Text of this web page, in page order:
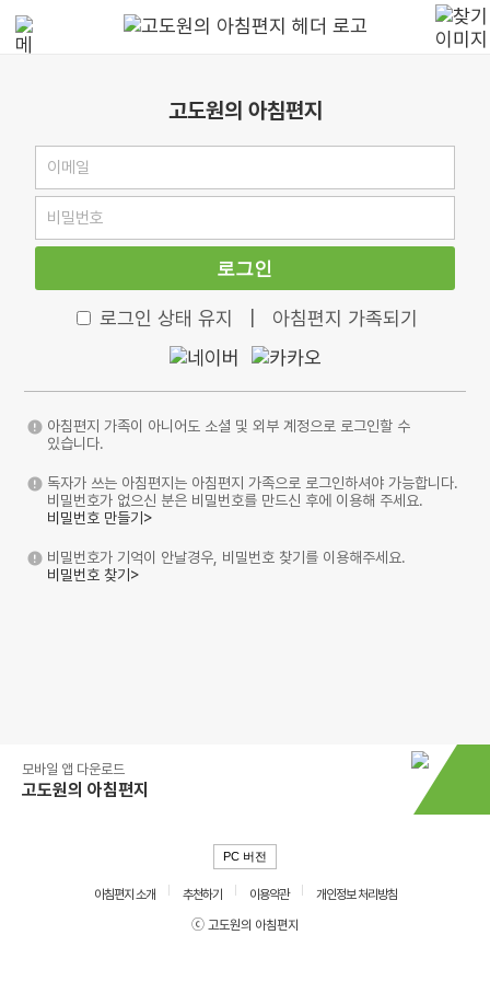
고도원의 아침편지
로그인
로그인 상태 유지 아침편지 가족되기
아침편지 가족이 아니어도 소셜 및 외부 계정으로 로그인할 수
있습니다.
독자가 쓰는 아침편지는 아침편지 가족으로 로그인하셔야 가능합니다.
비밀번호가 없으신 분은 비밀번호를 만드신 후에 이용해 주세요.
비밀번호 만들기>
비밀번호가 기억이 안날경우, 비밀번호 찾기를 이용해주세요.
비밀번호 찾기>
모바일 앱 다운로드
고도원의 아침편지
PC 버전
아침편지 소개 추천하기 이용약관
개인정보 처리방침
ⓒ 고도원의 아침편지